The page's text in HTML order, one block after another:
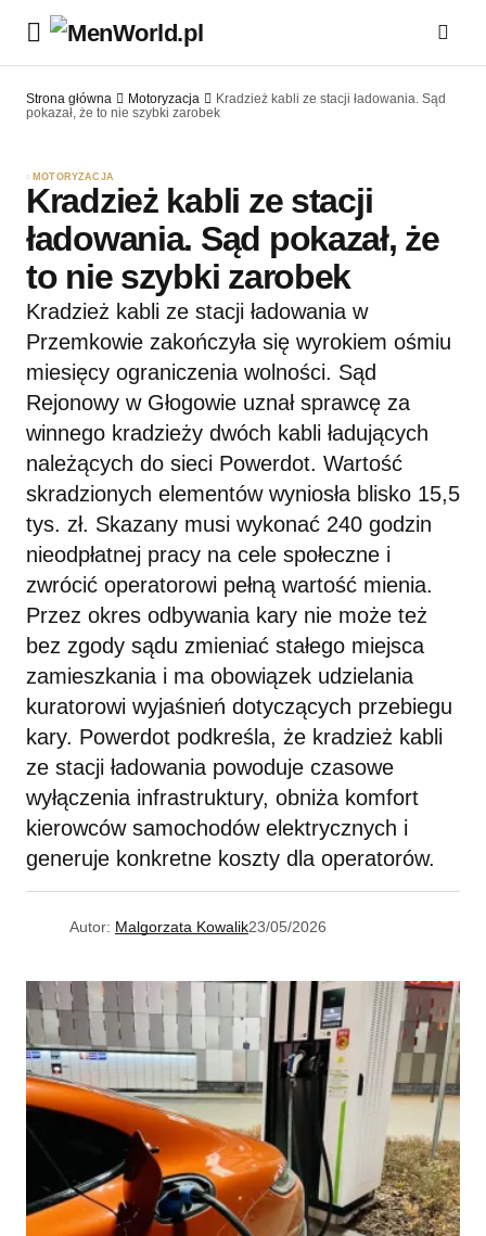
Strona główna Motoryzacja
Kradzież kabli ze stacji ładowania. Sąd
pokazał, że to nie szybki zarobek
MOTORYZACJA
Kradzież kabli ze stacji
ładowania. Sąd pokazał, że
to nie szybki zarobek
Kradzież kabli ze stacji ładowania w
Przemkowie zakończyła się wyrokiem ośmiu
miesięcy ograniczenia wolności. Sąd
Rejonowy w Głogowie uznał sprawcę za
winnego kradzieży dwóch kabli ładujących
należących do sieci Powerdot. Wartość
skradzionych elementów wyniosła blisko 15,5
tys. zł. Skazany musi wykonać 240 godzin
nieodpłatnej pracy na cele społeczne i
zwrócić operatorowi pełną wartość mienia.
Przez okres odbywania kary nie może też
bez zgody sądu zmieniać stałego miejsca
zamieszkania i ma obowiązek udzielania
kuratorowi wyjaśnień dotyczących przebiegu
kary. Powerdot podkreśla, że kradzież kabli
ze stacji ładowania powoduje czasowe
wyłączenia infrastruktury, obniża komfort
kierowców samochodów elektrycznych i
generuje konkretne koszty dla operatorów.
Autor: Malgorzata Kowalik23/05/2026